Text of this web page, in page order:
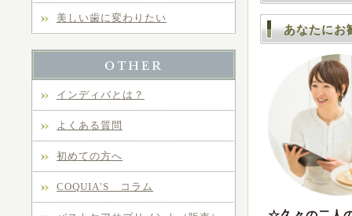
美しい歯に変わりたい
インディバとは？
よくある質問
初めての方へ
COQUIA’S コラム
あなたにお